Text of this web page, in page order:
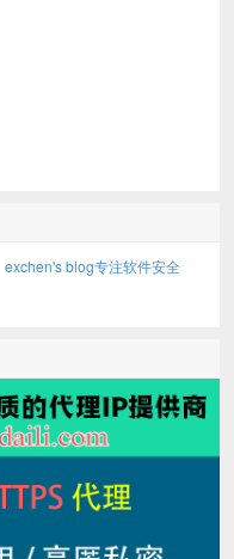
exchen's blog专注软件安全